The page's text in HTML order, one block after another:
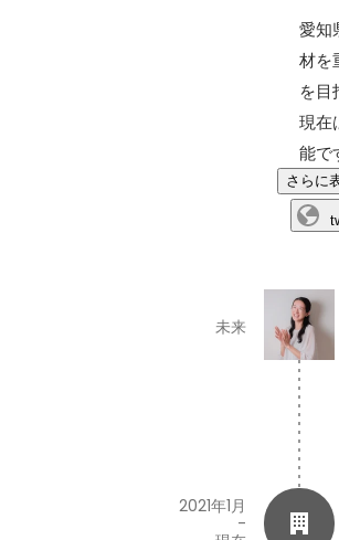
愛知
材を
を目
現在
能で
さらに
未来
2021年1月
-